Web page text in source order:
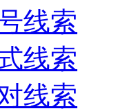
线索
线索
线索